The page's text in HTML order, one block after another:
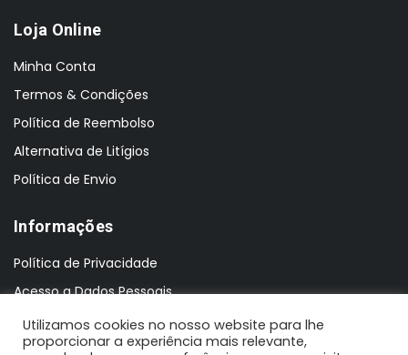
Loja Online
Minha Conta
Termos & Condições
Política de Reembolso
Alternativa de Litígios
Política de Envio
Informações
Política de Privacidade
Acesso a Dados Pessoais
Utilizamos cookies no nosso website para lhe
proporcionar a experiência mais relevante,